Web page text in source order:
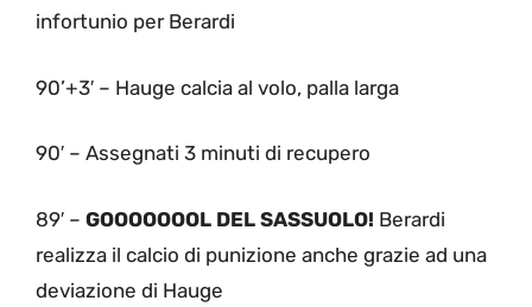
infortunio per Berardi
90’+3′ – Hauge calcia al volo, palla larga
90′ – Assegnati 3 minuti di recupero
89′ – GOOOOOOOL DEL SASSUOLO! Berardi
realizza il calcio di punizione anche grazie ad una
deviazione di Hauge